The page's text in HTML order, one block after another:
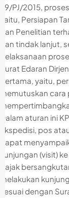
39/PJ/2015,
yaitu, Persiapan
dan Penelitian
dan tindak lanjut,
pelaksanaan
Surat Edaran
pertama, yaitu,
memutuskan
Dalam aturan ini
ekspedisi, pos
dapat
kunjungan (visit)
pajak
melakukan
sesuai dengan